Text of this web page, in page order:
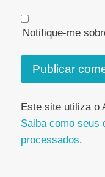
Notifique-me
Este site utiliza o
Saiba como seus
processados.